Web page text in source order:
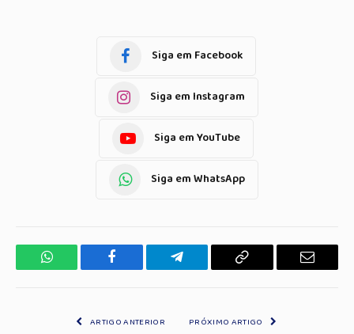
Siga em Facebook
Siga em Instagram
Siga em YouTube
Siga em WhatsApp
WhatsApp Facebook Telegrama Copiar
E-
ARTIGO ANTERIOR
PRÓXIMO ARTIGO